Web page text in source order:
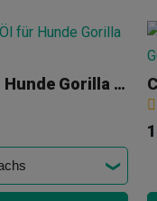
CBD-Öl Für Hunde Gorilla Grillz